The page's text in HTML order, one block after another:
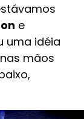
e
uma idéia
nas mãos